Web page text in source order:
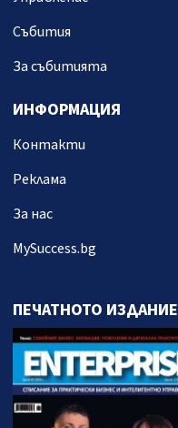
Събития
За събитията
ИНФОРМАЦИЯ
Контакти
Реклама
За нас
MySuccess.bg
ПЕЧАТНОТО ИЗДАНИЕ